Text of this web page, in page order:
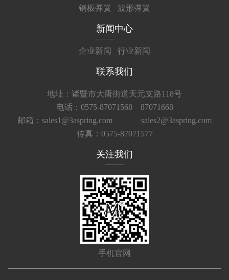
钢板弹簧
波形弹簧
新闻中心
企业新闻 行业新闻
联系我们
地址：诸暨市大唐街道天元支路118号
电话：0575-87071568 87071668
邮箱：sales1@3aspring.com
sales2@3aspring.com
传真：0575-87071577
关注我们
手机官网